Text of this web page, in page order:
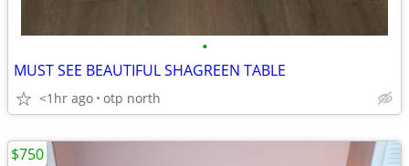
•
MUST SEE BEAUTIFUL SHAGREEN TABLE
<1hr ago otp north
$750